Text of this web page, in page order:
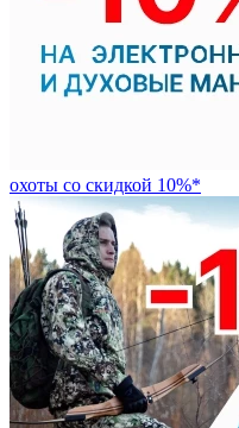
охоты со скидкой 10%*